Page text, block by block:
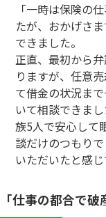
「一時は保険の
たが、おかげさ
できました。
正直、最初から
りますが、任意
て借金の状況ま
いて相談できま
族5人で安心して
談だけのつもり
いただいたと感じ
「仕事の都合で